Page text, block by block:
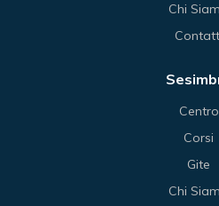
Chi
Centro
Corsi
Gite
Chi